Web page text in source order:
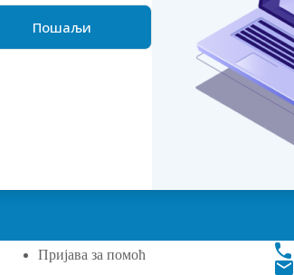
Пријава за помоћ